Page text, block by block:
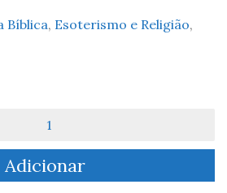
Bíblica, Esoterismo e Religião,
Adicionar